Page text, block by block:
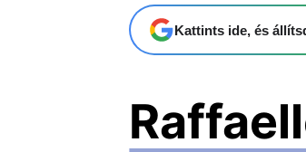
Kattints ide, és